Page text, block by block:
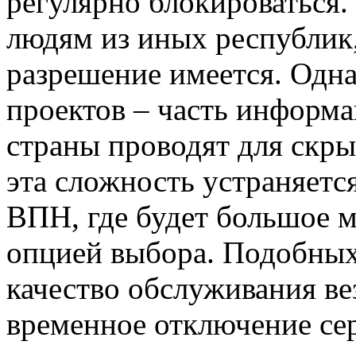
людям из иных
разрешение имеется.
проектов – часть
страны проводят для
эта сложность
ВПН, где будет большое
опцией выбора.
качество обслуживания
временное отключение